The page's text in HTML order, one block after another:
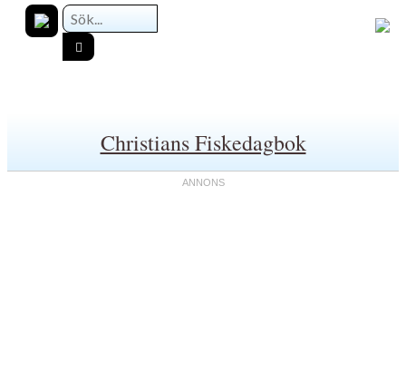
Christians Fiskedagbok